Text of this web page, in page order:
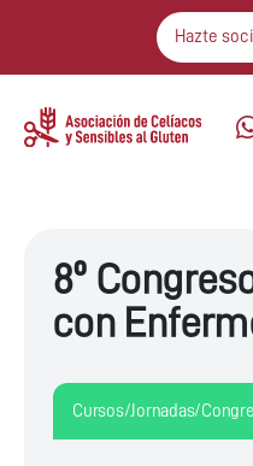
Hazte
8º
con
Cursos/Jornadas/